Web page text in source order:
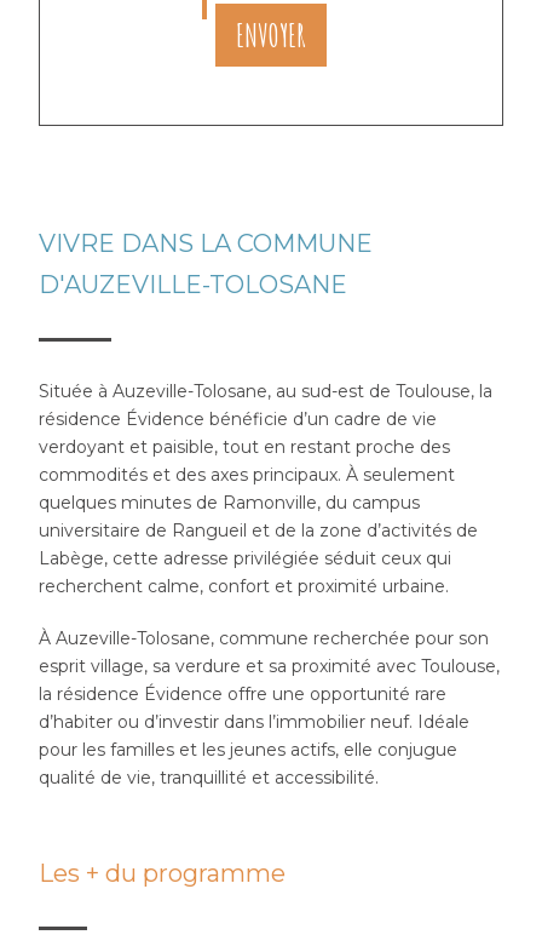
ENVOYER
VIVRE DANS LA COMMUNE
D'AUZEVILLE-TOLOSANE
Située à Auzeville-Tolosane, au sud-est de Toulouse, la
résidence Évidence bénéficie d’un cadre de vie
verdoyant et paisible, tout en restant proche des
commodités et des axes principaux. À seulement
quelques minutes de Ramonville, du campus
universitaire de Rangueil et de la zone d’activités de
Labège, cette adresse privilégiée séduit ceux qui
recherchent calme, confort et proximité urbaine.
À Auzeville-Tolosane, commune recherchée pour son
esprit village, sa verdure et sa proximité avec Toulouse,
la résidence Évidence offre une opportunité rare
d’habiter ou d’investir dans l’immobilier neuf. Idéale
pour les familles et les jeunes actifs, elle conjugue
qualité de vie, tranquillité et accessibilité.
Les + du programme